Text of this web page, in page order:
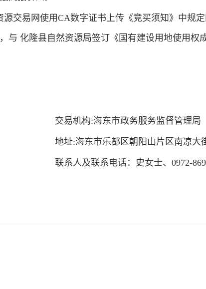
交易网使用CA数字证书上传《竞买须知》中规
与 化隆县自然资源局签订《国有建设用地使用权
交易机构:海东市政务服务监督管理局
地址:海东市乐都区朝阳山片区南凉大
联系人及联系电话：史女士、0972-